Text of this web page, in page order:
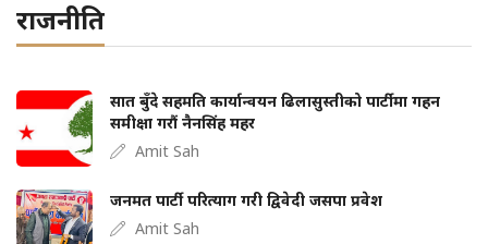
राजनीति
सात बुँदे सहमति कार्यान्वयन ढिलासुस्तीको पार्टीमा गहन
समीक्षा गरौं नैनसिंह महर
Amit Sah
जनमत पार्टी परित्याग गरी द्विवेदी जसपा प्रवेश
Amit Sah